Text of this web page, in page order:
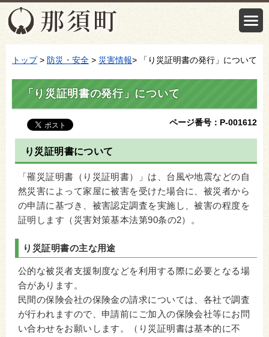
トップ> 防災・安全 > 災害情報> 「り災証明書の発行」について
「り災証明書の発行」について
ページ番号：P-001612
り災証明書について
「罹災証明書（り災証明書）」は、台風や地震などの自
然災害によって家屋に被害を受けた場合に、被災者から
の申請に基づき、被害認定調査を実施し、被害の程度を
証明します（災害対策基本法第90条の2）。
り災証明書の主な用途
公的な被災者支援制度などを利用する際に必要となる場
合があります。
民間の保険会社の保険金の請求については、各社で調査
が行われますので、申請前にご加入の保険会社等にお問
い合わせをお願いします。（り災証明書は基本的に不